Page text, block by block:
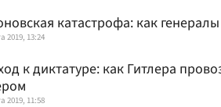
катастрофа: как
2019, 13:24
к диктатуре: как Гитлера
2019, 11:58